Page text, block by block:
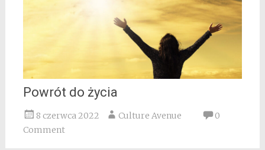
Powrót do życia
8 czerwca 2022 Culture Avenue
0
Comment